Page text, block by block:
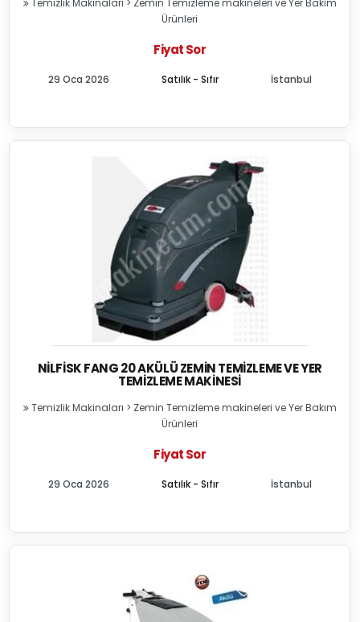
Temizlik Makinaları > Zemin Temizleme makineleri ve Yer Bakım
Ürünleri
Fiyat Sor
Satılık - Sıfır
29 Oca 2026 İstanbul
NILFISK FANG 20 AKÜLÜ ZEMIN TEMIZLEME VE YER
TEMIZLEME MAKINESI
Temizlik Makinaları > Zemin Temizleme makineleri ve Yer Bakım
Ürünleri
Fiyat Sor
Satılık - Sıfır
29 Oca 2026 İstanbul